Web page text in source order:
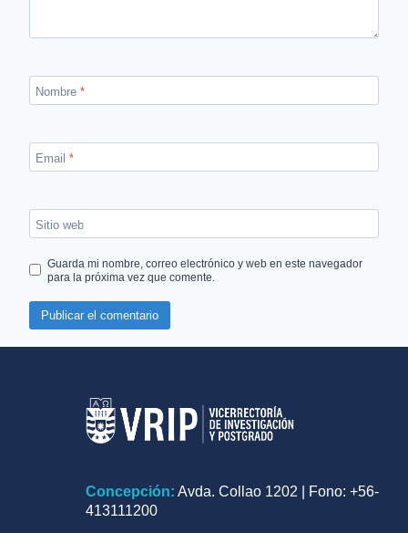
Nombre *
Email *
Sitio web
Guarda mi nombre, correo electrónico y web en este navegador
para la próxima vez que comente.
Concepción: Avda. Collao 1202 | Fono: +56-
413111200